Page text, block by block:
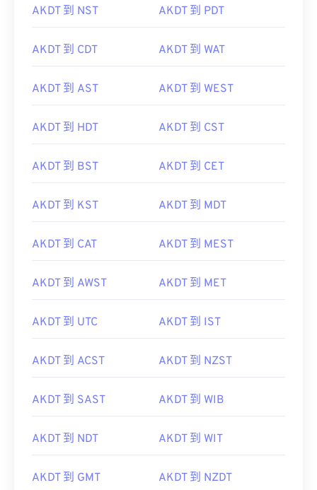
AKDT 到 NST AKDT 到 PDT
AKDT 到 CDT AKDT 到 WAT
AKDT 到 AST AKDT 到 WEST
AKDT 到 HDT AKDT 到 CST
AKDT 到 BST AKDT 到 CET
AKDT 到 KST AKDT 到 MDT
AKDT 到 CAT AKDT 到 MEST
AKDT 到 AWST AKDT 到 MET
AKDT 到 UTC AKDT 到 IST
AKDT 到 ACST AKDT 到 NZST
AKDT 到 SAST AKDT 到 WIB
AKDT 到 NDT AKDT 到 WIT
AKDT 到 GMT AKDT 到 NZDT